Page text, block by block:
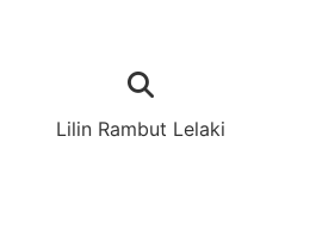
Lilin Rambut Lelaki